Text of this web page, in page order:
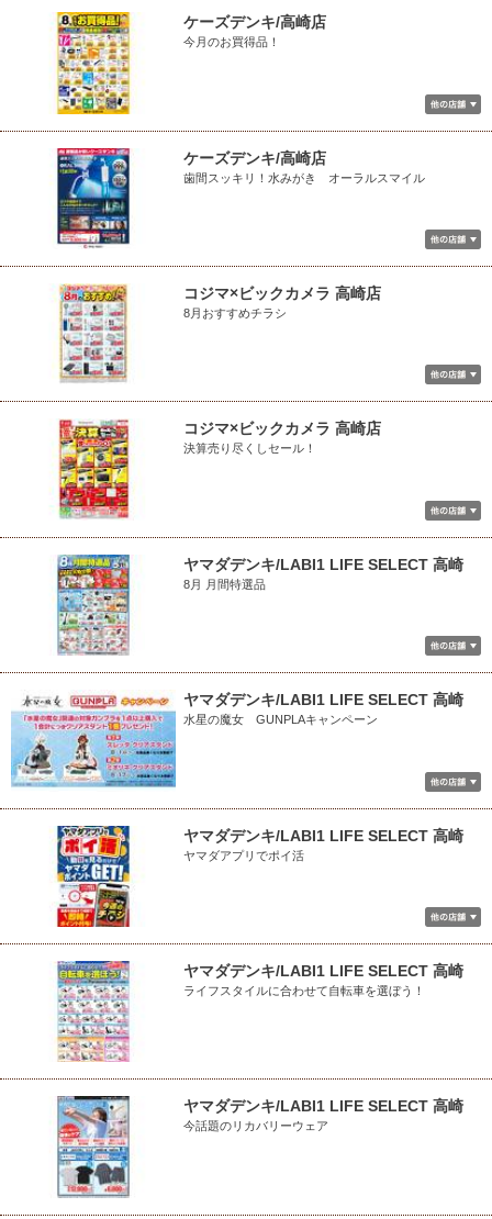
ケーズデンキ/高崎店
今月のお買得品！
ケーズデンキ/高崎店
歯間スッキリ！水みがき オーラルスマイル
コジマ×ビックカメラ 高崎店
8月おすすめチラシ
コジマ×ビックカメラ 高崎店
決算売り尽くしセール！
ヤマダデンキ/LABI1 LIFE SELECT 高崎
8月 月間特選品
ヤマダデンキ/LABI1 LIFE SELECT 高崎
水星の魔女 GUNPLAキャンペーン
ヤマダデンキ/LABI1 LIFE SELECT 高崎
ヤマダアプリでポイ活
ヤマダデンキ/LABI1 LIFE SELECT 高崎
ライフスタイルに合わせて自転車を選ぼう！
ヤマダデンキ/LABI1 LIFE SELECT 高崎
今話題のリカバリーウェア